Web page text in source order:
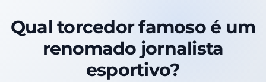
Qual torcedor famoso é um
renomado jornalista
esportivo?